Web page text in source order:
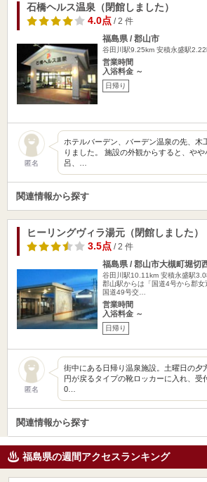
石橋ヘルス温泉（閉館しました）
4.0点/ 2 件
福島県 / 郡山市
谷田川駅9.25km 安積永盛駅
営業時間
入浴料金 ～
日帰り
匿名
ホテルバーデン、バーデン温泉の先、木
りました。 施設の外観からすると、や
呂、…
関連情報から探す
ヒーリングヴィラ湯元（閉館しました）
3.5点/ 2 件
福島県 / 郡山市大槻町堀切
谷田川駅10.11km 安積永盛駅
郡山駅からは「国道4号から郡女
国道49号交…
営業時間
入浴料金 ～
日帰り
匿名
街中にある日帰り温泉施設。土曜日の
円が戻るタイプの靴ロッカーに入れ、受
0…
関連情報から探す
福島県の週間アクセスランキング